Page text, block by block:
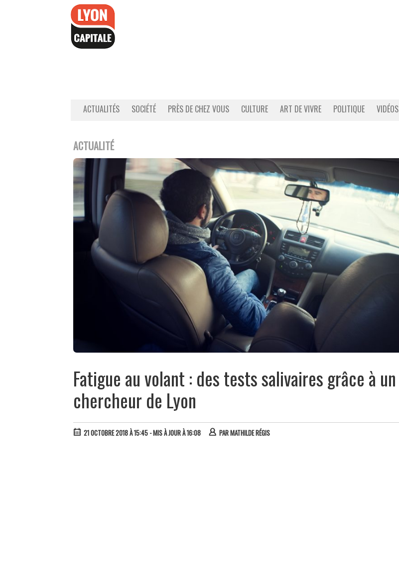
ACTUALITÉS SOCIÉTÉ PRÈS DE CHEZ VOUS CULTURE ART DE VIVRE POLITIQUE VIDÉOS
ACTUALITÉ
Fatigue au volant : des tests salivaires grâce à un
chercheur de Lyon
21 OCTOBRE 2018 À 15:45 - MIS À JOUR À 16:08 PARMATHILDE RÉGIS